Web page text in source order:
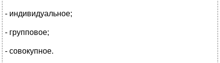
- индивидуальное;
- групповое;
- совокупное.